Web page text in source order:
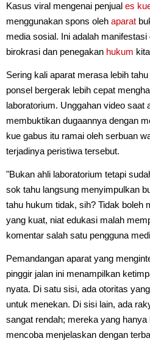
Kasus viral mengenai penjual es
menggunakan spons oleh aparat
media sosial. Ini adalah
birokrasi dan penegakan hukum
Sering kali aparat merasa lebih
ponsel bergerak lebih cepat
laboratorium. Unggahan video saat
membuktikan dugaannya dengan
kue gabus itu ramai oleh serbuan
terjadinya peristiwa tersebut.
"Bukan ahli laboratorium tetapi
sok tahu langsung menyimpulkan
tahu hukum tidak, sih? Tidak boleh
yang kuat, niat edukasi malah
komentar salah satu pengguna
Pemandangan aparat yang
pinggir jalan ini menampilkan
nyata. Di satu sisi, ada otoritas
untuk menekan. Di sisi lain, ada
sangat rendah; mereka yang
mencoba menjelaskan dengan